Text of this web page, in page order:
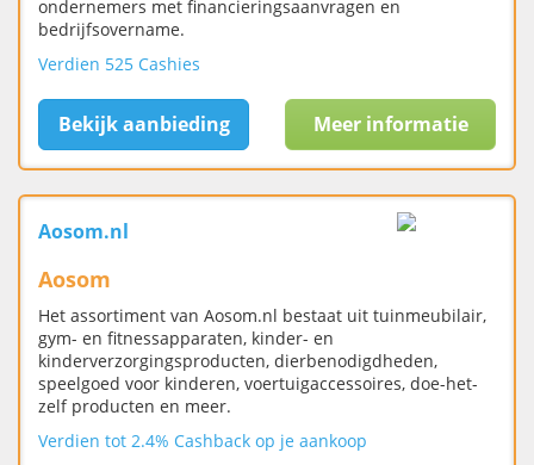
ondernemers met financieringsaanvragen en
bedrijfsovername.
Verdien 525 Cashies
Bekijk aanbieding Meer informatie
Aosom.nl
Aosom
Het assortiment van Aosom.nl bestaat uit tuinmeubilair,
gym- en fitnessapparaten, kinder- en
kinderverzorgingsproducten, dierbenodigdheden,
speelgoed voor kinderen, voertuigaccessoires, doe-het-
zelf producten en meer.
Verdien tot 2.4% Cashback op je aankoop